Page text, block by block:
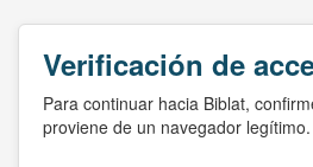
Verificación de
Para continuar hacia Biblat,
proviene de un navegador legítimo.